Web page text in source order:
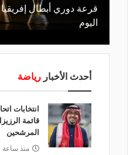
قرعة دوري أبطال إفريقيا
اليوم
أحدث الأخبار رياضة
انتخابات
قائمة
المرشحين
منذ ساعة